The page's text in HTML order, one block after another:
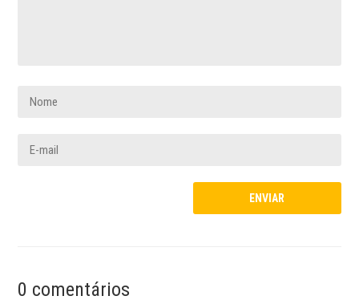
0 comentários